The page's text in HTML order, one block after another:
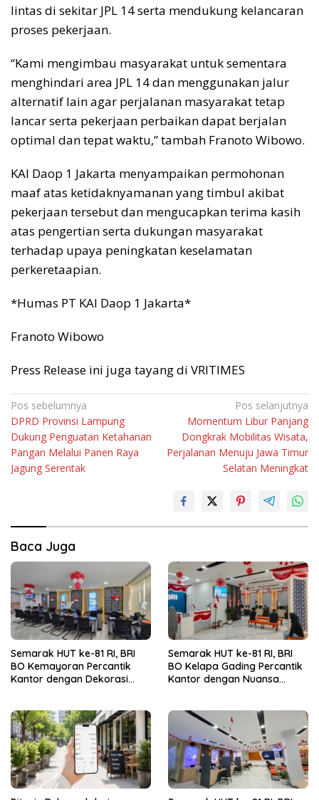
lintas di sekitar JPL 14 serta mendukung kelancaran
proses pekerjaan.
“Kami mengimbau masyarakat untuk sementara
menghindari area JPL 14 dan menggunakan jalur
alternatif lain agar perjalanan masyarakat tetap
lancar serta pekerjaan perbaikan dapat berjalan
optimal dan tepat waktu,” tambah Franoto Wibowo.
KAI Daop 1 Jakarta menyampaikan permohonan
maaf atas ketidaknyamanan yang timbul akibat
pekerjaan tersebut dan mengucapkan terima kasih
atas pengertian serta dukungan masyarakat
terhadap upaya peningkatan keselamatan
perkeretaapian.
*Humas PT KAI Daop 1 Jakarta*
Franoto Wibowo
Press Release ini juga tayang di VRITIMES
Navigasi
pos
Pos sebelumnya
DPRD Provinsi Lampung
Dukung Penguatan Ketahanan
Pangan Melalui Panen Raya
Jagung Serentak
Pos selanjutnya
Momentum Libur Panjang
Dongkrak Mobilitas Wisata,
Perjalanan Menuju Jawa Timur
Selatan Meningkat
Baca Juga
Semarak HUT ke-81 RI, BRI
BO Kemayoran Percantik
Kantor dengan Dekorasi
Semarak HUT ke-81 RI, BRI
BO Kelapa Gading Percantik
Kantor dengan Nuansa